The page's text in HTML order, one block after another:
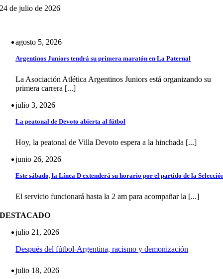
24 de julio de 2026|
agosto 5, 2026
Argentinos Juniors tendrá su primera maratón en La Paternal
La Asociación Atlética Argentinos Juniors está organizando su
primera carrera [...]
julio 3, 2026
La peatonal de Devoto abierta al fútbol
Hoy, la peatonal de Villa Devoto espera a la hinchada [...]
junio 26, 2026
Este sábado, la Línea D extenderá su horario por el partido de la
El servicio funcionará hasta la 2 am para acompañar la [...]
DESTACADO
julio 21, 2026
Después del fútbol-Argentina, racismo y demonización
julio 18, 2026